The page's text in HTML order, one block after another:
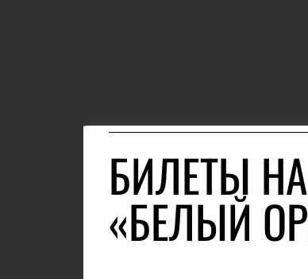
БИЛЕТЫ
«БЕЛЫЙ